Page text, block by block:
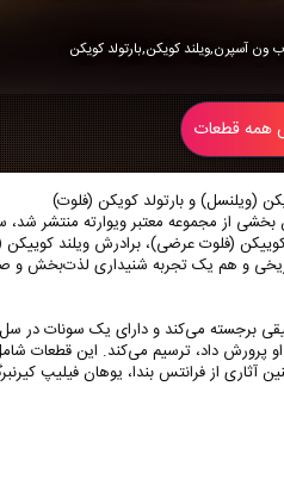
ون آسپرن,ویلند كویكن,بارتولد كویكن
قطعات
(ویلنسل) و بارتولد کویکن (فلوت)
و به عنوان بخشی از مجموعه معتبر
و هم یک تجربه شنیداری لذت‌بخش و
برجسته می‌کند و دارای یک سونات در سل
او پرورش داد، ترسیم می‌کند. این قطعات
آثاری از فرانتس بندا، یوهان فیلیپ